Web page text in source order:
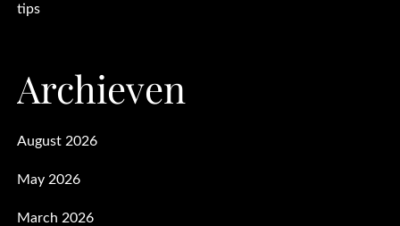
tips
Archieven
August 2026
May 2026
March 2026